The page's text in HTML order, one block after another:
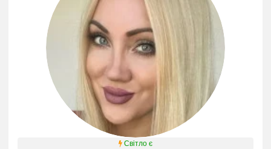
Світло є